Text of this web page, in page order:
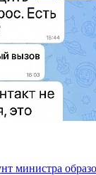
министра